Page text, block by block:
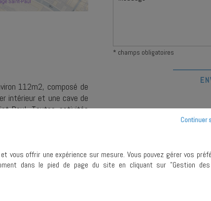
112m2, composé de
intérieur et une cave de
Paul. Toutes activités
* champs obligatoires
Les informations recueillies sur
fichier informatisé par la société
votre demande. Conformément
pouvez exercer votre droit
Place du Marché Saint-Honoré
précisant dans l’objet du courrier
¹ Nous vous informons de
démarchage téléphonique «
Continuer
vous offrir une expérience sur mesure. Vous pouvez gérer vos
dans le pied de page du site en cliquant sur "Gestion des